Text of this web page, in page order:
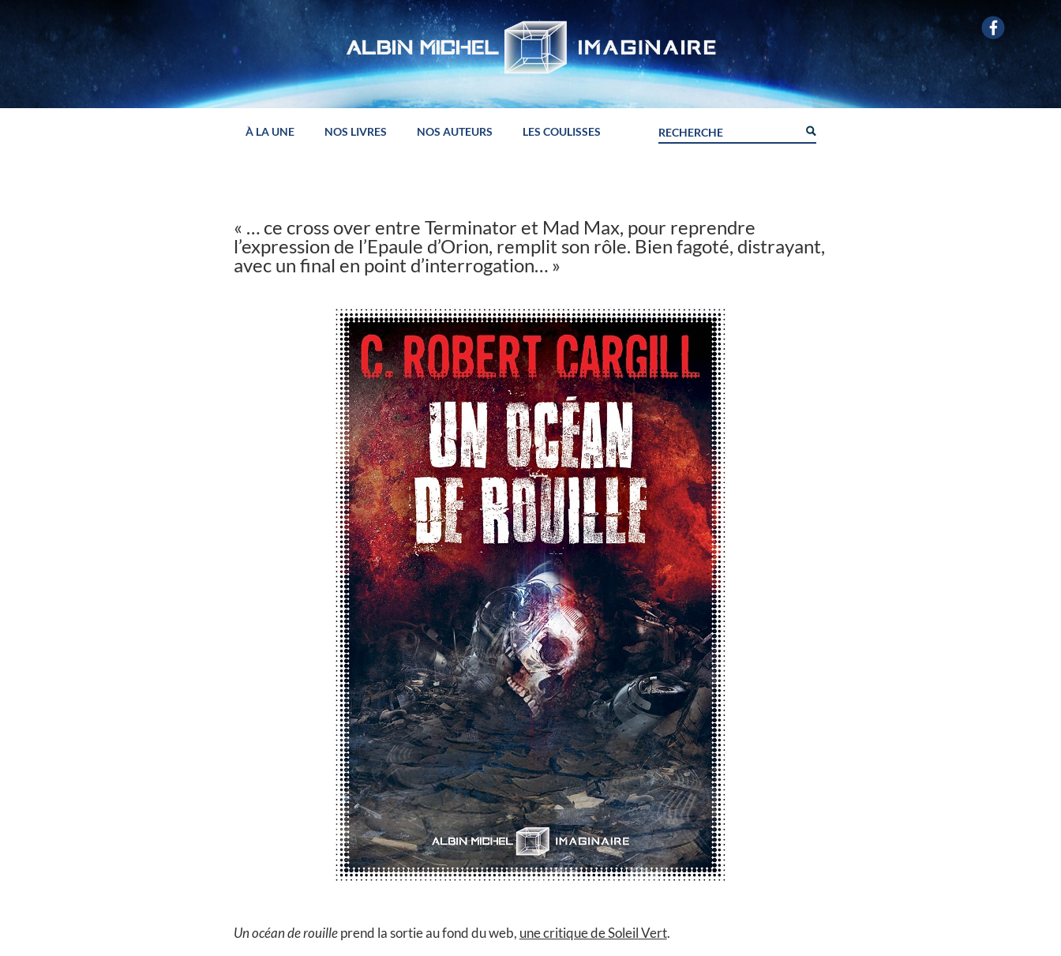
À LA UNE NOS LIVRES NOS AUTEURS LES COULISSES
« … ce cross over entre Terminator et Mad Max, pour reprendre
l’expression de l’Epaule d’Orion, remplit son rôle. Bien fagoté, distrayant,
avec un final en point d’interrogation… »
Un océan de rouilleprend la sortie au fond du web, une critique de Soleil Vert.